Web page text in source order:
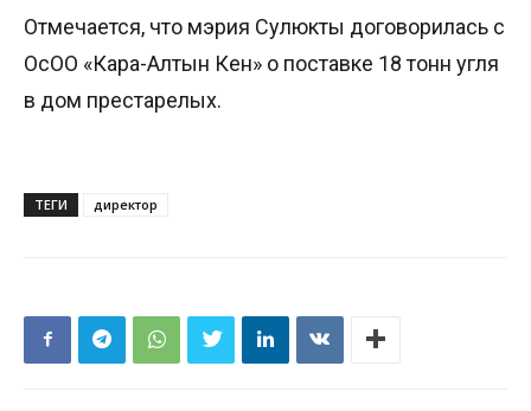
Отмечается, что мэрия Сулюкты договорилась с
ОсОО «Кара-Алтын Кен» о поставке 18 тонн угля
в дом престарелых.
ТЕГИ директор